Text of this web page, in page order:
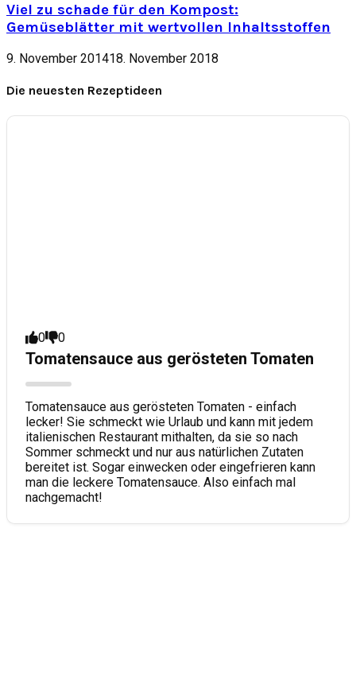
Viel zu schade für den Kompost:
Gemüseblätter mit wertvollen Inhaltsstoffen
9. November 201418. November 2018
Die neuesten Rezeptideen
0 0
Tomatensauce aus gerösteten Tomaten
Tomatensauce aus gerösteten Tomaten - einfach
lecker! Sie schmeckt wie Urlaub und kann mit jedem
italienischen Restaurant mithalten, da sie so nach
Sommer schmeckt und nur aus natürlichen Zutaten
bereitet ist. Sogar einwecken oder eingefrieren kann
man die leckere Tomatensauce. Also einfach mal
nachgemacht!